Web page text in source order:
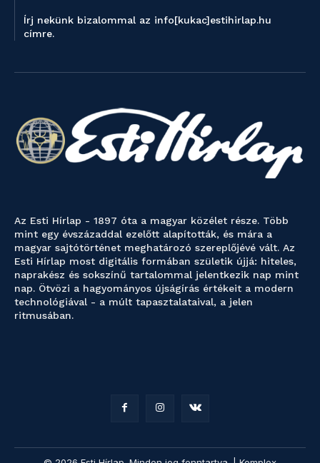
Írj nekünk bizalommal az info[kukac]estihirlap.hu
címre.
Az Esti Hírlap - 1897 óta a magyar közélet része. Több
mint egy évszázaddal ezelőtt alapították, és mára a
magyar sajtótörténet meghatározó szereplőjévé vált. Az
Esti Hírlap most digitális formában születik újjá: hiteles,
naprakész és sokszínű tartalommal jelentkezik nap mint
nap. Ötvözi a hagyományos újságírás értékeit a modern
technológiával - a múlt tapasztalataival, a jelen
ritmusában.